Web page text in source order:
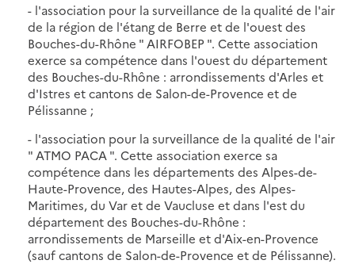
- l'association pour la surveillance de la qualité de l'air
de la région de l'étang de Berre et de l'ouest des
Bouches-du-Rhône " AIRFOBEP ". Cette association
exerce sa compétence dans l'ouest du département
des Bouches-du-Rhône : arrondissements d'Arles et
d'Istres et cantons de Salon-de-Provence et de
Pélissanne ;
- l'association pour la surveillance de la qualité de l'air
" ATMO PACA ". Cette association exerce sa
compétence dans les départements des Alpes-de-
Haute-Provence, des Hautes-Alpes, des Alpes-
Maritimes, du Var et de Vaucluse et dans l'est du
département des Bouches-du-Rhône :
arrondissements de Marseille et d'Aix-en-Provence
(sauf cantons de Salon-de-Provence et de Pélissanne).